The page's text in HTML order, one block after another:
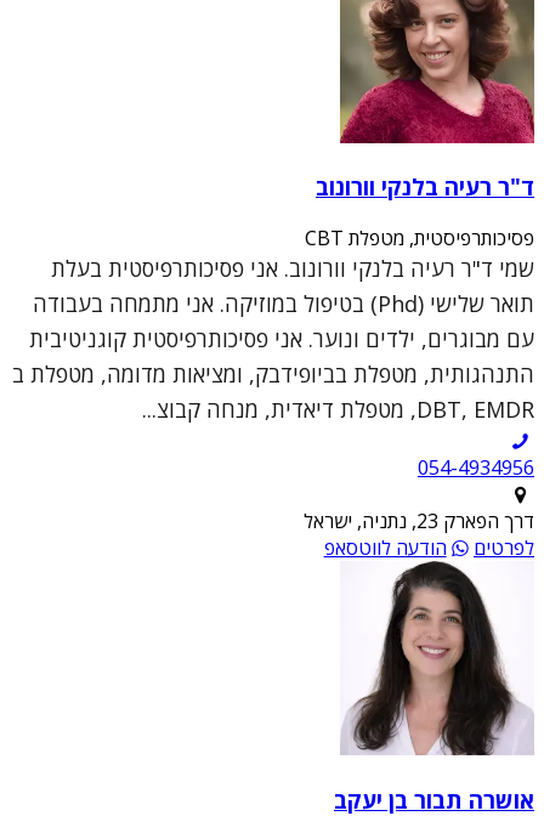
ד"ר רעיה בלנקי וורונוב
פסיכותרפיסטית, מטפלת CBT
שמי ד"ר רעיה בלנקי וורונוב. אני פסיכותרפיסטית בעלת
תואר שלישי (Phd) בטיפול במוזיקה. אני מתמחה בעבודה
עם מבוגרים, ילדים ונוער. אני פסיכותרפיסטית קוגניטיבית
התנהגותית, מטפלת בביופידבק, ומציאות מדומה, מטפלת ב
DBT, EMDR, מטפלת דיאדית, מנחה קבוצ...
054-4934956
דרך הפארק 23, נתניה, ישראל
לפרטים
הודעה לווטסאפ
אושרה תבור בן יעקב